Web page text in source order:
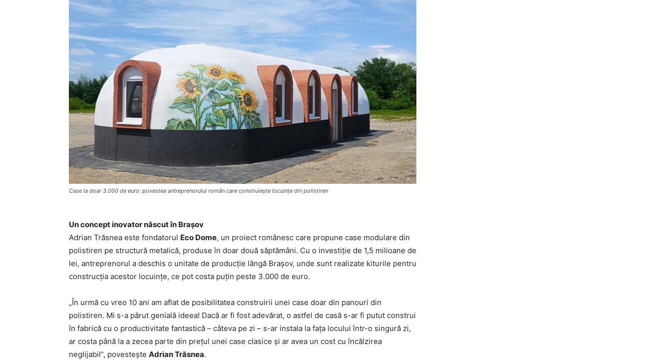
Case la doar 3.000 de euro: povestea antreprenorului român care construiește locuințe din polistiren
Un concept inovator născut în Brașov
Adrian Trăsnea este fondatorul Eco Dome, un proiect românesc care propune case modulare din
polistiren pe structură metalică, produse în doar două săptămâni. Cu o investiție de 1,5 milioane de
lei, antreprenorul a deschis o unitate de producție lângă Brașov, unde sunt realizate kiturile pentru
construcția acestor locuințe, ce pot costa puțin peste 3.000 de euro.
„În urmă cu vreo 10 ani am aflat de posibilitatea construirii unei case doar din panouri din
polistiren. Mi s-a părut genială ideea! Dacă ar fi fost adevărat, o astfel de casă s-ar fi putut construi
în fabrică cu o productivitate fantastică – câteva pe zi – s-ar instala la faţa locului într-o singură zi,
ar costa până la a zecea parte din preţul unei case clasice şi ar avea un cost cu încălzirea
neglijabil”, povesteşte Adrian Trăsnea.